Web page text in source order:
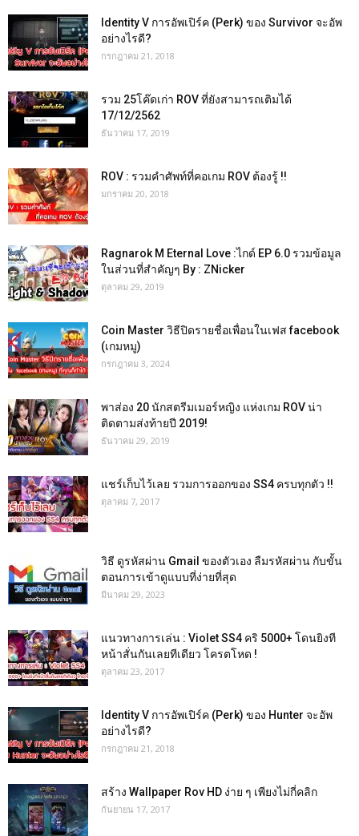
Identity V การอัพเปิร์ค (Perk) ของ Survivor จะอัพ
อย่างไรดี?
กรกฎาคม 21, 2018
รวม 25โค๊ดเก่า ROV ที่ยังสามารถเติมได้
17/12/2562
ธันวาคม 17, 2019
ROV : รวมคำศัพท์ที่คอเกม ROV ต้องรู้ !!
มกราคม 20, 2018
Ragnarok M Eternal Love :ไกด์ EP 6.0 รวมข้อมูล
ในส่วนที่สำคัญๆ By : ZNicker
ตุลาคม 29, 2019
Coin Master วิธีปิดรายชื่อเพื่อนในเฟส facebook
(เกมหมู)
กรกฎาคม 3, 2024
พาส่อง 20 นักสตรีมเมอร์หญิง แห่งเกม ROV น่า
ติดตามส่งท้ายปี 2019!
ธันวาคม 29, 2019
แชร์เก็บไว้เลย รวมการออกของ SS4 ครบทุกตัว !!
ตุลาคม 7, 2017
วิธี ดูรหัสผ่าน Gmail ของตัวเอง ลืมรหัสผ่าน กับขั้น
ตอนการเข้าดูแบบที่ง่ายที่สุด
มีนาคม 29, 2023
แนวทางการเล่น : Violet SS4 คริ 5000+ โดนยิงที
หน้าสั่นกันเลยทีเดียว โครตโหด !
ตุลาคม 23, 2017
Identity V การอัพเปิร์ค (Perk) ของ Hunter จะอัพ
อย่างไรดี?
กรกฎาคม 21, 2018
สร้าง Wallpaper Rov HD ง่าย ๆ เพียงไม่กี่คลิก
กันยายน 17, 2017